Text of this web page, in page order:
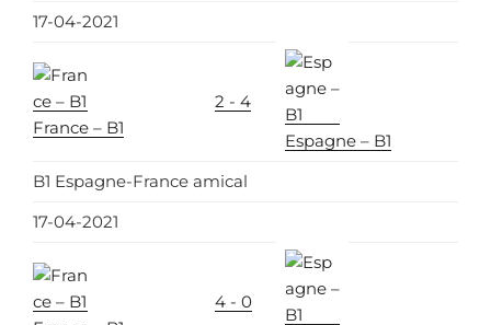
17-04-2021
France – B1
2 - 4
Espagne – B1
B1 Espagne-France amical
17-04-2021
4 - 0